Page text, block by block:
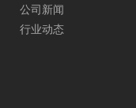
公司新闻
行业动态